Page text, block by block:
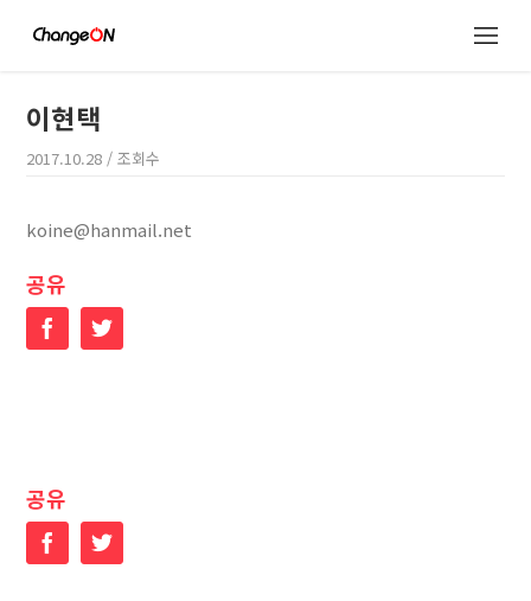
이현택
2017.10.28 / 조회수
koine@hanmail.net
공유
FacebookTwitter
공유
FacebookTwitter